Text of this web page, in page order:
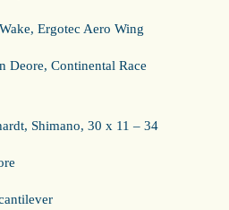
Ergotec Aero Wing
Deore, Continental Race
Shimano, 30 x 11 – 34